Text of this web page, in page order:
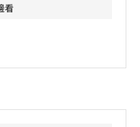
看